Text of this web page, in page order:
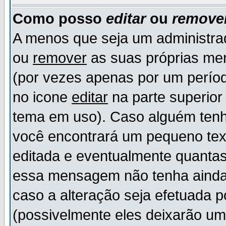
Como posso editarou
A menos que seja um
ou remover as suas próprias
(por vezes apenas por um
no icone editar na parte
tema em uso). Caso alguém
você encontrará um pequeno
editada e eventualmente
essa mensagem não tenha
caso a alteração seja efetuada
(possivelmente eles deixarão